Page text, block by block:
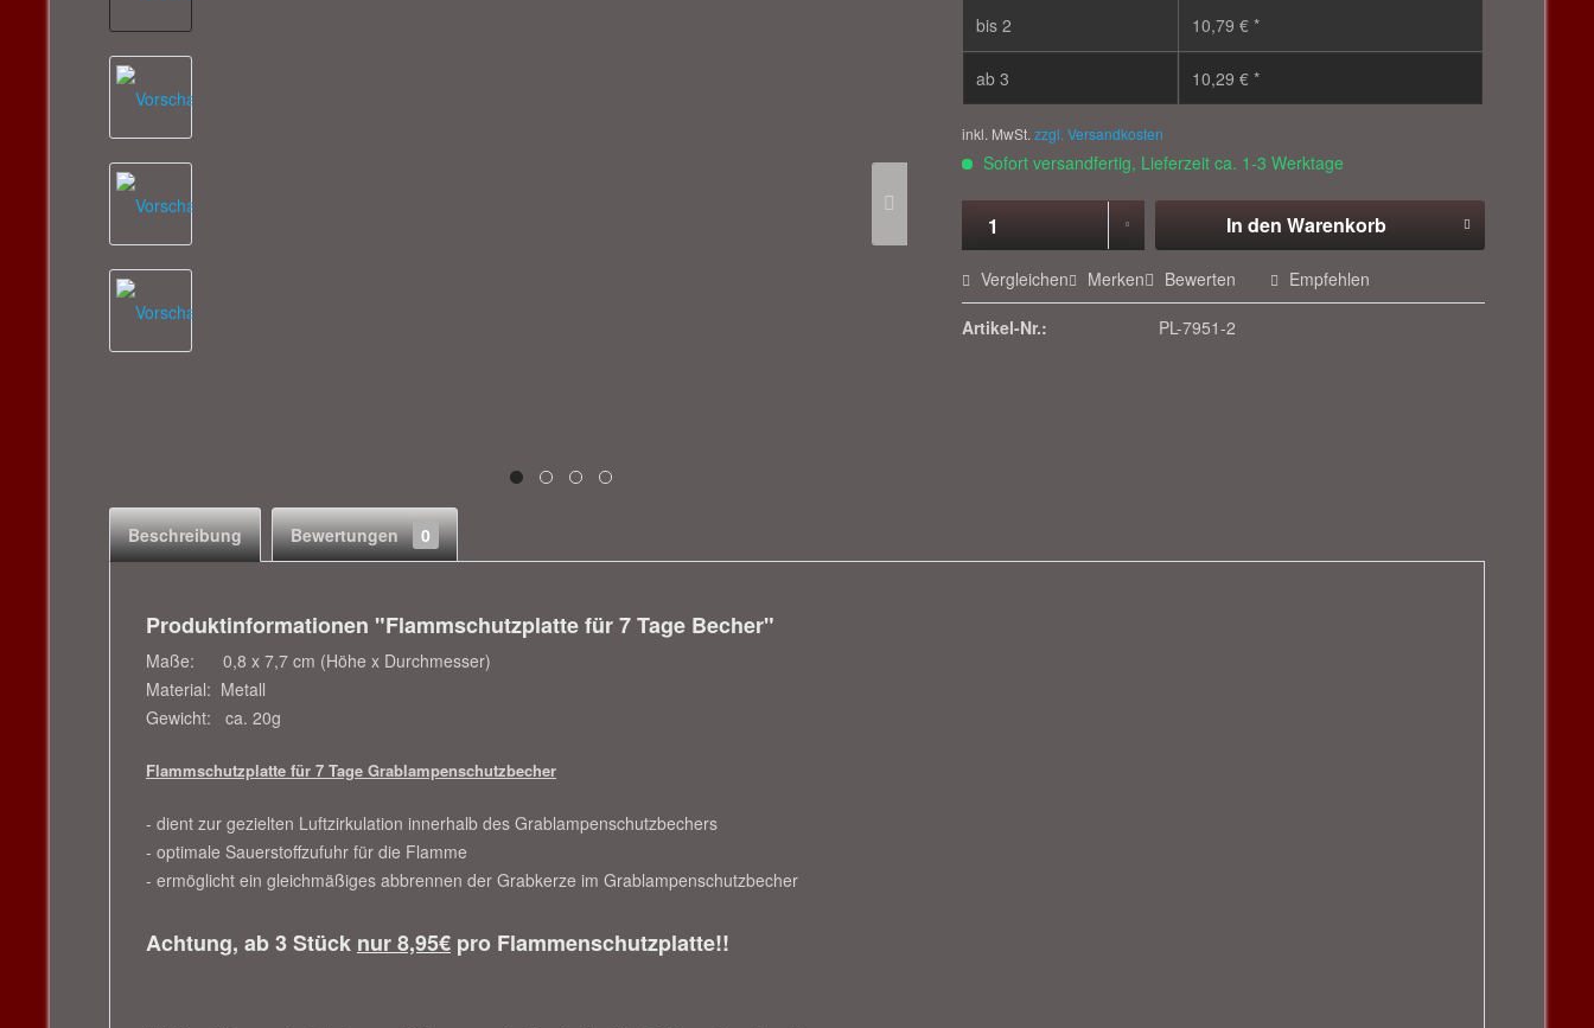
bis2 10,79 € *
ab3 10,29 € *
inkl. MwSt.zzgl. Versandkosten
Sofort versandfertig, Lieferzeit ca. 1-3 Werktage
In den Warenkorb
Vergleichen Merken Bewerten Empfehlen
Artikel-Nr.: PL-7951-2
Beschreibung Bewertungen 0
Produktinformationen "Flammschutzplatte für 7 Tage Becher"
Maße: 0,8 x 7,7 cm (Höhe x Durchmesser)
Material: Metall
Gewicht: ca. 20g
Flammschutzplatte für 7 Tage Grablampenschutzbecher
- dient zur gezielten Luftzirkulation innerhalb des Grablampenschutzbechers
- optimale Sauerstoffzufuhr für die Flamme
- ermöglicht ein gleichmäßiges abbrennen der Grabkerze im Grablampenschutzbecher
Achtung, ab 3 Stück nur 8,95€ pro Flammenschutzplatte!!